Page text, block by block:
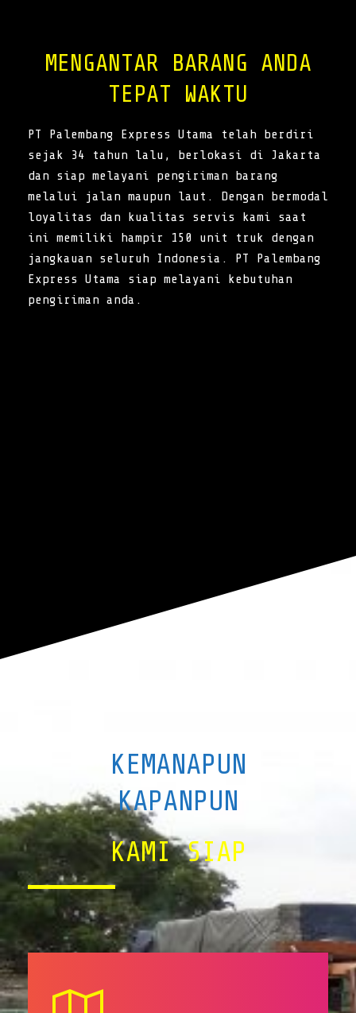
MENGANTAR BARANG ANDA
TEPAT WAKTU
PT Palembang Express Utama telah berdiri
sejak 34 tahun lalu, berlokasi di Jakarta
dan siap melayani pengiriman barang
melalui jalan maupun laut. Dengan bermodal
loyalitas dan kualitas servis kami saat
ini memiliki hampir 150 unit truk dengan
jangkauan seluruh Indonesia. PT Palembang
Express Utama siap melayani kebutuhan
pengiriman anda.
KEMANAPUN
KAPANPUN
KAMI SIAP